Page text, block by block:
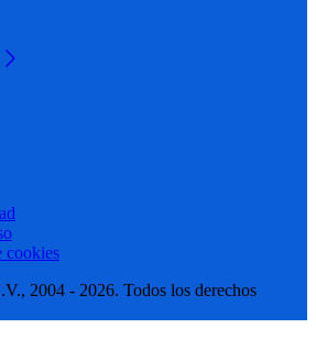
cookies
2004 - 2026. Todos los derechos